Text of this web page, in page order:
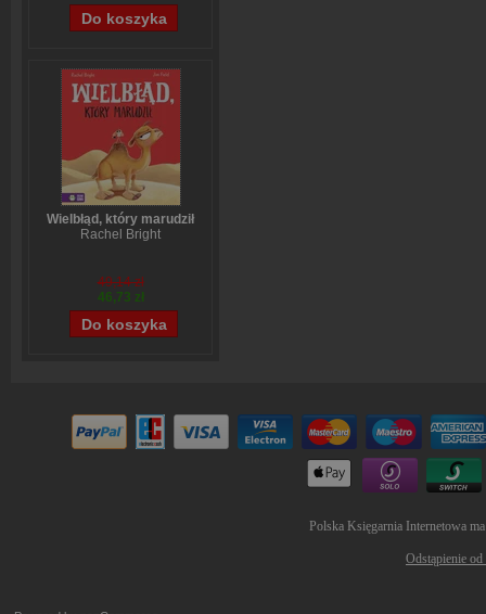
Wielbłąd, który marudził
Rachel Bright
49,14 zł
46,73 zł
Polska Księgarnia Internetowa
Odstąpienie